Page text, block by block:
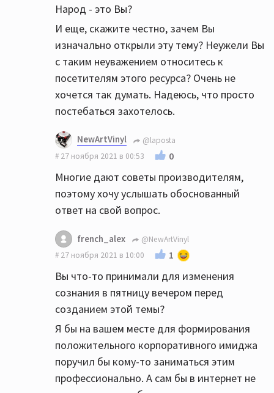
Народ - это Вы?
И еще, скажите честно, зачем Вы
изначально открыли эту тему? Неужели Вы
с таким неуважением относитесь к
посетителям этого ресурса? Очень не
хочется так думать. Надеюсь, что просто
постебаться захотелось.
NewArtVinyl
@laposta
27 ноября 2021 в 00:53
0
Многие дают советы производителям,
поэтому хочу услышать обоснованный
ответ на свой вопрос.
french_alex
@NewArtVinyl
27 ноября 2021 в 10:00
1
Вы что-то принимали для изменения
сознания в пятницу вечером перед
созданием этой темы?
Я бы на вашем месте для формирования
положительного корпоративного имиджа
поручил бы кому-то заниматься этим
профессионально. А сам бы в интернет не